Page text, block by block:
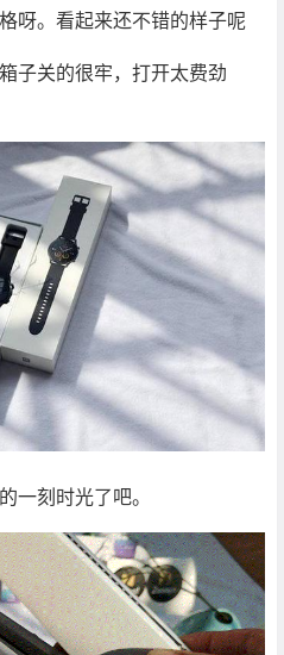
呀。看起来还不错的样子呢
子关的很牢，打开太费劲
一刻时光了吧。